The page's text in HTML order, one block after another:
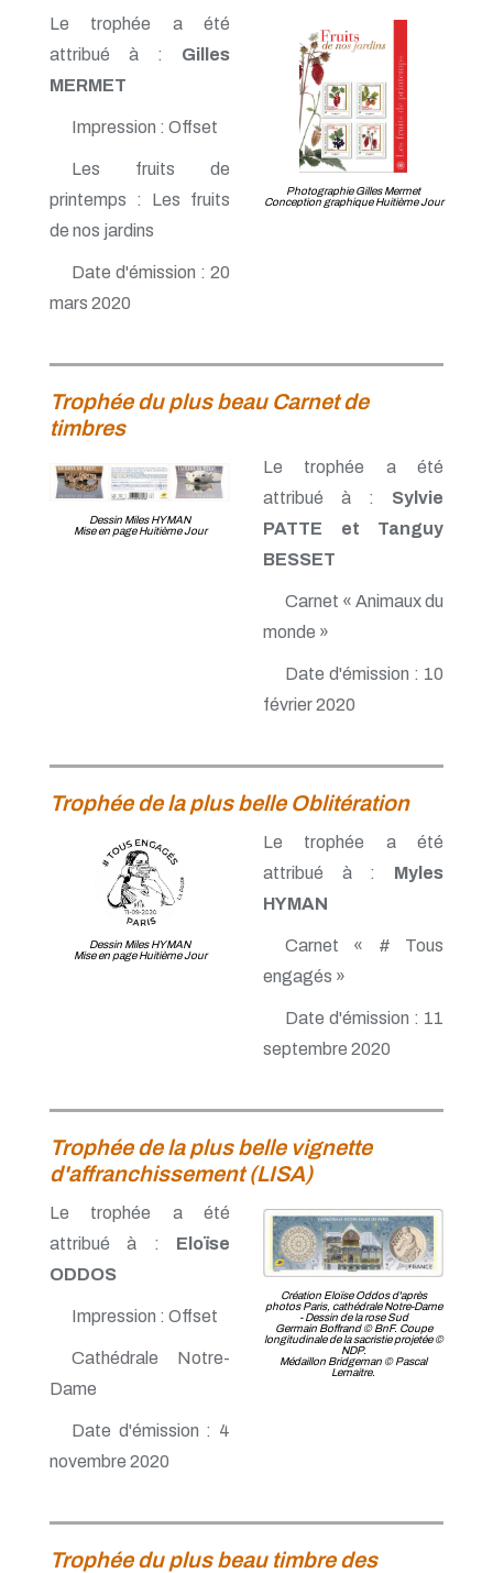
Le trophée a été
attribué à : Gilles
MERMET
Impression : Offset
Les fruits de
printemps : Les fruits
de nos jardins
Date d'émission : 20
mars 2020
Photographie Gilles Mermet
Conception graphique Huitième Jour
Trophée du plus beau Carnet de
timbres
Dessin Miles HYMAN
Mise en page Huitième Jour
Le trophée a été
attribué à : Sylvie
PATTE et Tanguy
BESSET
Carnet « Animaux du
monde »
Date d'émission : 10
février 2020
Trophée de la plus belle Oblitération
Dessin Miles HYMAN
Mise en page Huitième Jour
Le trophée a été
attribué à : Myles
HYMAN
Carnet « # Tous
engagés »
Date d'émission : 11
septembre 2020
Trophée de la plus belle vignette
d'affranchissement (LISA)
Le trophée a été
attribué à : Eloïse
ODDOS
Impression : Offset
Cathédrale Notre-
Dame
Date d'émission : 4
novembre 2020
Création Eloïse Oddos d'après
photos Paris, cathédrale Notre-Dame
- Dessin de la rose Sud
Germain Boffrand © BnF. Coupe
longitudinale de la sacristie projetée ©
NDP.
Médaillon Bridgeman © Pascal
Lemaitre.
Trophée du plus beau timbre des